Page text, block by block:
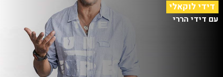
דידי לוקאלי
עם דידי הררי